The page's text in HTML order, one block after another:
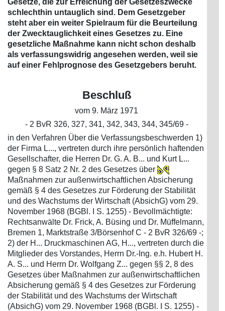
Gesetze, die zur Erreichung der Gesetzeszwecke
schlechthin untauglich sind. Dem Gesetzgeber
steht aber ein weiter Spielraum für die Beurteilung
der Zwecktauglichkeit eines Gesetzes zu. Eine
gesetzliche Maßnahme kann nicht schon deshalb
als verfassungswidrig angesehen werden, weil sie
auf einer Fehlprognose des Gesetzgebers beruht.
Beschluß
vom 9. März 1971
- 2 BvR 326, 327, 341, 342, 343, 344, 345/69 -
in den Verfahren Über die Verfassungsbeschwerden 1)
der Firma L..., vertreten durch ihre persönlich haftenden
Gesellschafter, die Herren Dr. G. A. B... und Kurt L...
gegen § 8 Satz 2 Nr. 2 des Gesetzes über
Maßnahmen zur außenwirtschaftlichen Absicherung
gemäß § 4 des Gesetzes zur Förderung der Stabilität
und des Wachstums der Wirtschaft (AbsichG) vom 29.
November 1968 (BGBl. I S. 1255) - Bevollmächtigte:
Rechtsanwälte Dr. Frick, A. Büsing und Dr. Müffelmann,
Bremen 1, Marktstraße 3/Börsenhof C - 2 BvR 326/69 -;
2) der H... Druckmaschinen AG, H..., vertreten durch die
Mitglieder des Vorstandes, Herrn Dr.-Ing. e.h. Hubert H.
A. S... und Herrn Dr. Wolfgang Z... gegen §§ 2, 8 des
Gesetzes über Maßnahmen zur außenwirtschaftlichen
Absicherung gemäß § 4 des Gesetzes zur Förderung
der Stabilität und des Wachstums der Wirtschaft
(AbsichG) vom 29. November 1968 (BGBl. I S. 1255) -